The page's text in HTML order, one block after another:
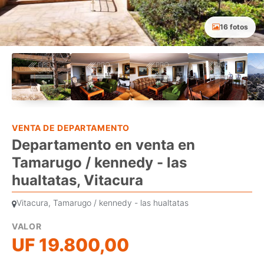
16 fotos
VENTA DE DEPARTAMENTO
Departamento en venta en
Tamarugo / kennedy - las
hualtatas, Vitacura
Vitacura, Tamarugo / kennedy - las hualtatas
VALOR
UF 19.800,00